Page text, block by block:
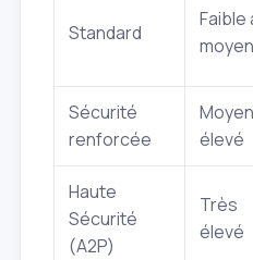
Standard
Faible
moyen
Sécurité
renforcée
élevé
Haute
Sécurité
(A2P)
Très
élevé